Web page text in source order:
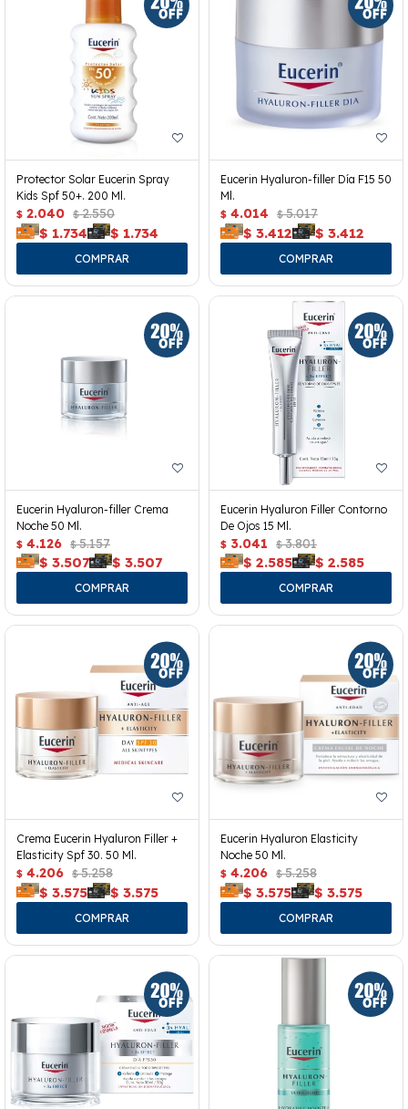
Protector Solar Eucerin Spray
Kids Spf 50+. 200 Ml.
$ 2.040 $ 2.550
$ 1.734 $ 1.734
Eucerin Hyaluron-filler Día F15 50
Ml.
$ 4.014 $ 5.017
$ 3.412 $ 3.412
Eucerin Hyaluron-filler Crema
Noche 50 Ml.
$ 4.126 $ 5.157
$ 3.507 $ 3.507
Eucerin Hyaluron Filler Contorno
De Ojos 15 Ml.
$ 3.041 $ 3.801
$ 2.585 $ 2.585
Crema Eucerin Hyaluron Filler +
Elasticity Spf 30. 50 Ml.
$ 4.206 $ 5.258
$ 3.575 $ 3.575
Eucerin Hyaluron Elasticity
Noche 50 Ml.
$ 4.206 $ 5.258
$ 3.575 $ 3.575